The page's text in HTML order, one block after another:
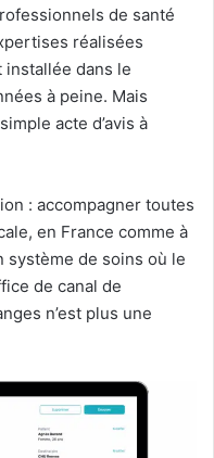
de santé
réalisées
installée dans le
à peine. Mais
acte d’avis à
: accompagner toutes
en France comme à
système de soins où le
de canal de
n’est plus une